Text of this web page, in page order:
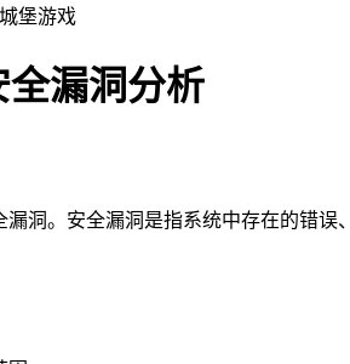
城堡游戏
全漏洞分析
漏洞。安全漏洞是指系统中存在的错